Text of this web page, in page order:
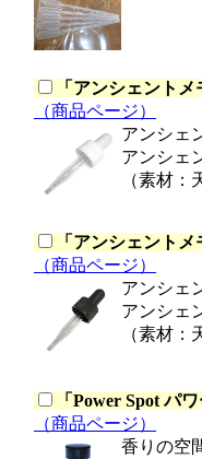
「 アンシェントメ
（商品ページ）
アンシェ
アンシェ
（素材：
「 アンシェントメ
（商品ページ）
アンシェ
アンシェ
（素材：
「 Power Spot パ
（商品ページ）
香りの空